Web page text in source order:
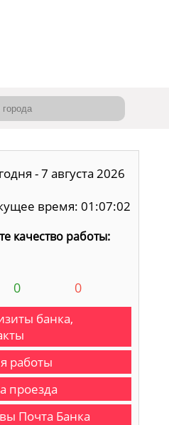
- 7 августа 2026
время: 01:07:03
качество работы:
0 0
банка,
работы
проезда
Почта Банка